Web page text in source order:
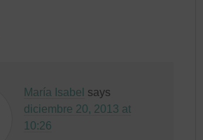
María Isabel says
diciembre 20, 2013 at
10:26